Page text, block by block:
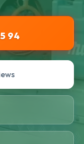
94